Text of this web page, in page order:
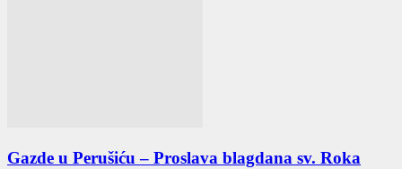
Gazde u Perušiću – Proslava blagdana sv. Roka